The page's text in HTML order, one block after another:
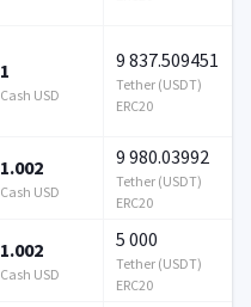
1
Cash USD
9 837.509451
Tether (USDT)
ERC20
1.002
Cash USD
9 980.03992
Tether (USDT)
ERC20
1.002
Cash USD
5 000
Tether (USDT)
ERC20